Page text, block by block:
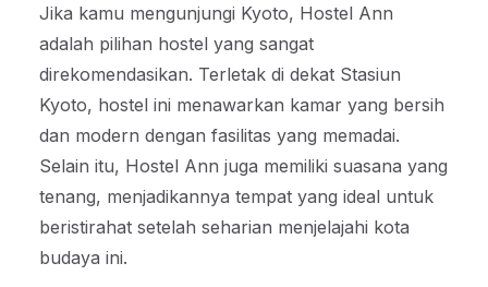
Jika kamu mengunjungi Kyoto, Hostel Ann
adalah pilihan hostel yang sangat
direkomendasikan. Terletak di dekat Stasiun
Kyoto, hostel ini menawarkan kamar yang bersih
dan modern dengan fasilitas yang memadai.
Selain itu, Hostel Ann juga memiliki suasana yang
tenang, menjadikannya tempat yang ideal untuk
beristirahat setelah seharian menjelajahi kota
budaya ini.